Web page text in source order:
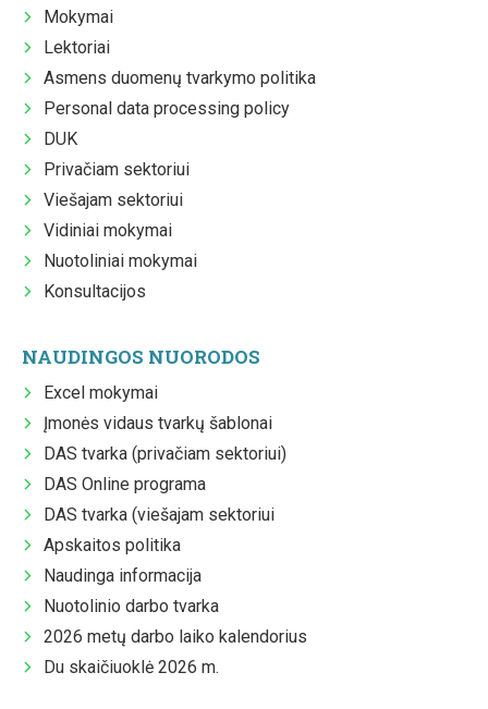
Mokymai
Lektoriai
Asmens duomenų tvarkymo politika
Personal data processing policy
DUK
Privačiam sektoriui
Viešajam sektoriui
Vidiniai mokymai
Nuotoliniai mokymai
Konsultacijos
NAUDINGOS NUORODOS
Excel mokymai
Įmonės vidaus tvarkų šablonai
DAS tvarka (privačiam sektoriui)
DAS Online programa
DAS tvarka (viešajam sektoriui
Apskaitos politika
Naudinga informacija
Nuotolinio darbo tvarka
2026 metų darbo laiko kalendorius
Du skaičiuoklė 2026 m.